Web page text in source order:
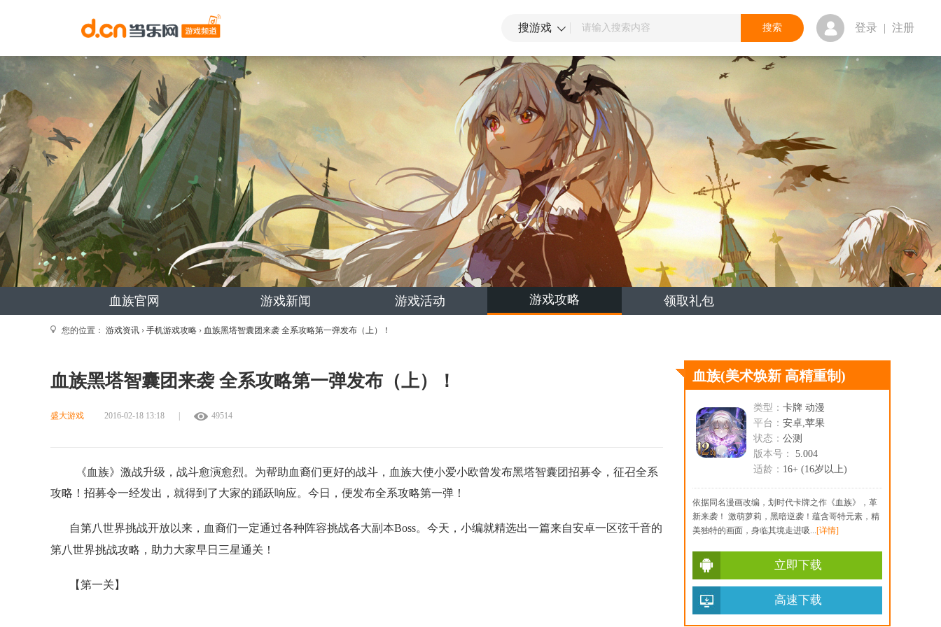
搜游戏 登录 | 注册
血族官网 游戏新闻 游戏活动 游戏攻略 领取礼包
您的位置： 游戏资讯 › 手机游戏攻略 › 血族黑塔智囊团来袭 全系攻略第一弹发布（上）！
血族黑塔智囊团来袭 全系攻略第一弹发布（上）！
盛大游戏 2016-02-18 13:18 49514
《血族》激战升级，战斗愈演愈烈。为帮助血裔们更好的战斗，血族大使小爱小欧曾发布黑塔智囊团招募令，征召全系
攻略！招募令一经发出，就得到了大家的踊跃响应。今日，便发布全系攻略第一弹！
自第八世界挑战开放以来，血裔们一定通过各种阵容挑战各大副本Boss。今天，小编就精选出一篇来自安卓一区弦千音的
第八世界挑战攻略，助力大家早日三星通关！
【第一关】
血族(美术焕新 高精重制)
类型： 卡牌 动漫
平台： 安卓,苹果
状态： 公测
版本号：
5.004
适龄： 16+ (16岁以上)
依据同名漫画改编，划时代卡牌之作《血族》，革
新来袭！ 激萌萝莉，黑暗逆袭！蕴含哥特元素，精
美独特的画面，身临其境走进吸...[详情]
立即下载
高速下载